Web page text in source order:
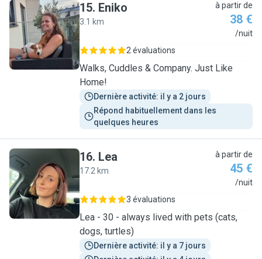
E
15. Eniko
3.1 km
à partir de
38 €
/nuit
2 évaluations
Walks, Cuddles & Company. Just Like
Home!
Dernière activité: il y a 2 jours
Répond habituellement dans les
quelques heures
L
16. Lea
17.2 km
à partir de
45 €
/nuit
3 évaluations
Lea - 30 - always lived with pets (cats,
dogs, turtles)
Dernière activité: il y a 7 jours